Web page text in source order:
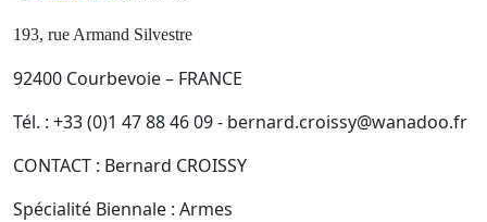
193, rue Armand Silvestre
92400 Courbevoie – FRANCE
Tél. : +33 (0)1 47 88 46 09 - bernard.croissy@wanadoo.fr
CONTACT : Bernard CROISSY
Spécialité Biennale : Armes